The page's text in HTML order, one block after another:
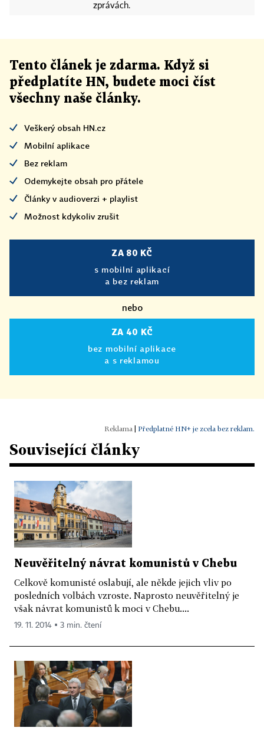
zprávách.
Tento článek je zdarma. Když si
předplatíte HN, budete moci číst
všechny naše články.
Veškerý obsah HN.cz
Mobilní aplikace
Bez reklam
Odemykejte obsah pro přátele
Články v audioverzi + playlist
Možnost kdykoliv zrušit
ZA 80 KČ
s mobilní aplikací
a bez reklam
nebo
ZA 40 KČ
bez mobilní aplikace
a s reklamou
Předplatné HN+ je zcela bez reklam.
Související články
Neuvěřitelný návrat komunistů v Chebu
Celkově komunisté oslabují, ale někde jejich vliv po
posledních volbách vzroste. Naprosto neuvěřitelný je
však návrat komunistů k moci v Chebu....
19. 11. 2014 ▪ 3 min. čtení